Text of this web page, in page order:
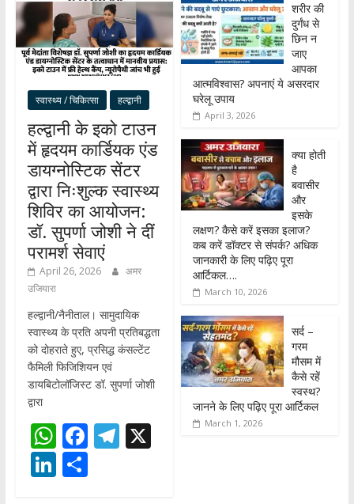
स्वास्थ्य / चिकित्सा हल्द्वानी
हल्द्वानी के इको टाउन
में हृदयम कार्डियक एंड
डायग्नोस्टिक सेंटर
द्वारा निःशुल्क स्वास्थ्य
शिविर का आयोजन:
डॉ. सुपर्णा जोशी ने दीं
परामर्श सेवाएं
April 26, 2026
अमर
उजियारा
हल्द्वानी/नैनीताल। सामुदायिक
स्वास्थ्य के प्रति अपनी प्रतिबद्धता
को दोहराते हुए, प्रसिद्ध कंसल्टेंट
फैमिली फिजिशियन एवं
डायबिटोलॉजिस्ट डॉ. सुपर्णा जोशी
द्वारा
W
h
at
F
ac
e
T X
Li S
शरीर की
दुर्गंध से
छिन न
जाए
आपका
आत्मविश्वास? अपनाएं ये असरदार
घरेलू उपाय
April 3, 2026
क्या होती
है
बवासीर
और
इसके
लक्षण? कैसे करें इसका इलाज?
कब करें डॉक्टर से संपर्क? अधिक
जानकारी के लिए पढ़िए पूरा
आर्टिकल….
March 10, 2026
सर्द –
गरम
मौसम में
कैसे रहें
स्वस्थ?
जानने के लिए पढ़िए पूरा आर्टिकल
March 1, 2026